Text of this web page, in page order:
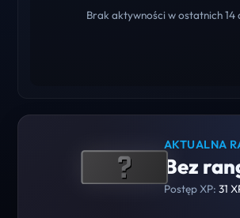
Brak aktywności w ostatnich 14
AKTUALNA
Bez
Postęp XP: 31